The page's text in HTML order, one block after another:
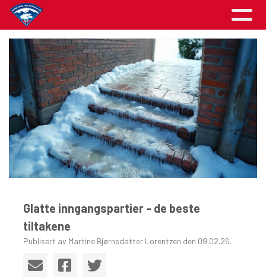
Glatte inngangspartier - de beste
tiltakene
Publisert av Martine Bjørnsdatter Lorentzen den 09.02.26.